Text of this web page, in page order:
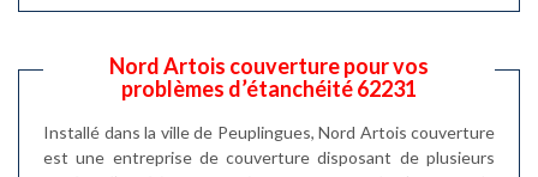
Nord Artois couverture pour vos
problèmes d’étanchéité 62231
Installé dans la ville de Peuplingues, Nord Artois couverture
est une entreprise de couverture disposant de plusieurs